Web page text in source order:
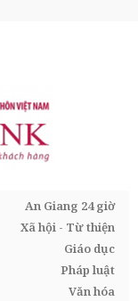
An Giang 24 giờ
Xã hội - Từ thiện
Giáo dục
Pháp luật
Văn hóa